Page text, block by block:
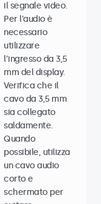
il segnale video.
Per l’audio è
necessario
utilizzare
l’ingresso da 3,5
mm del display.
Verifica che il
cavo da 3,5 mm
sia collegato
saldamente.
Quando
possibile, utilizza
un cavo audio
corto e
schermato per